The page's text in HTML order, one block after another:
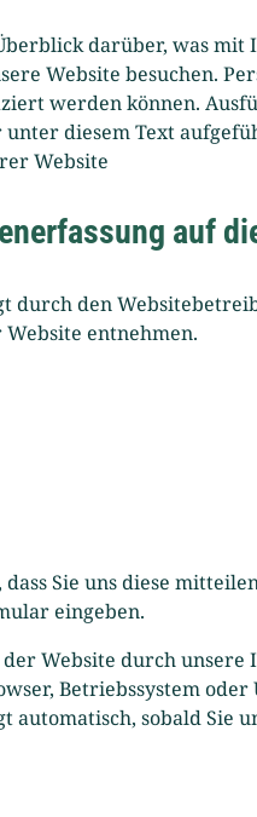
darüber, was mit
Website besuchen.
werden können.
unter diesem Text
Website
auf
den
entnehmen.
Sie uns diese
eingeben.
Website durch unsere
Betriebssystem oder
sobald Sie